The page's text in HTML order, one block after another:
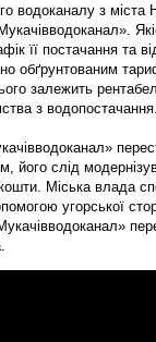
водоканалу з міста
її постачання та
обґрунтованим
залежить
з водопостачання.
його слід
кошти. Міська влада
угорської